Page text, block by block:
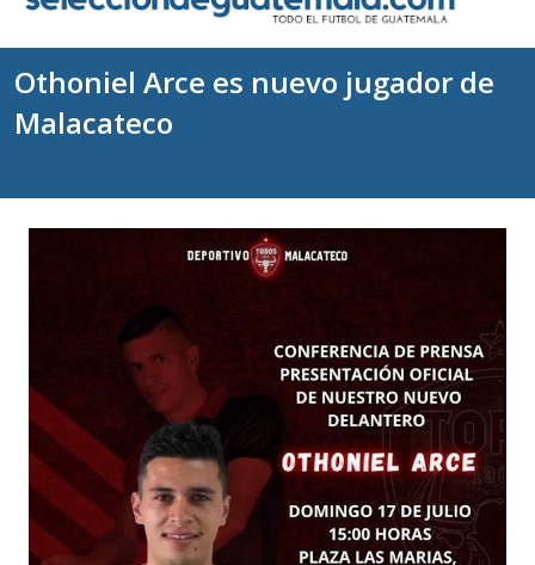
Othoniel Arce es nuevo jugador de
Malacateco